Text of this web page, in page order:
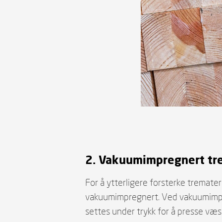
2. Vakuumimpregnert
For å ytterligere forsterke
vakuumimpregnert. Ved
settes under trykk for å presse